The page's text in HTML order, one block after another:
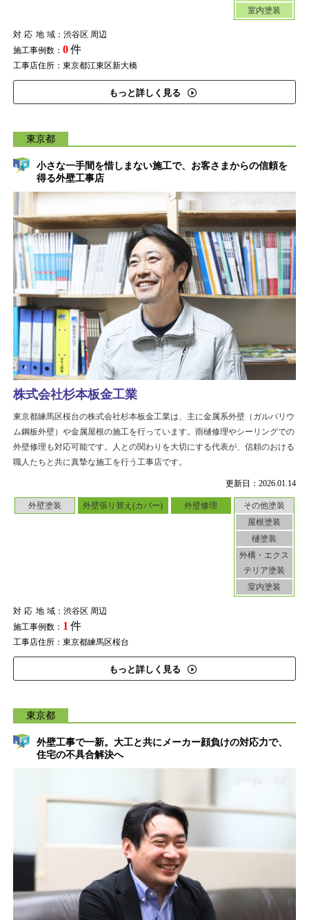
室内塗装
対応地域：渋谷区 周辺
施工事例数： 0件
工事店住所：東京都江東区新大橋
もっと詳しく見る
東京都
小さな一手間を惜しまない施工で、お客さまからの信頼を
得る外壁工事店
更新日：2026.01.14
外壁塗装 外壁張り替え(カバー) 外壁修理
その他塗装
屋根塗装
樋塗装
外構・エクス
テリア塗装
室内塗装
対応地域：渋谷区 周辺
施工事例数： 1 件
工事店住所：東京都練馬区桜台
もっと詳しく見る
株式会社杉本板金工業
東京都練馬区桜台の株式会社杉本板金工業は、主に金属系外壁（ガルバリウ
ム鋼板外壁）や金属屋根の施工を行っています。雨樋修理やシーリングでの
外壁修理も対応可能です。人との関わりを大切にする代表が、信頼のおける
職人たちと共に真摯な施工を行う工事店です。
東京都
外壁工事で一新。大工と共にメーカー顔負けの対応力で、
住宅の不具合解決へ